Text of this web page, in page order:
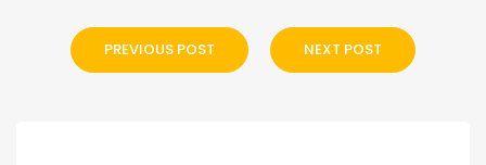
PREVIOUS POST NEXT POST